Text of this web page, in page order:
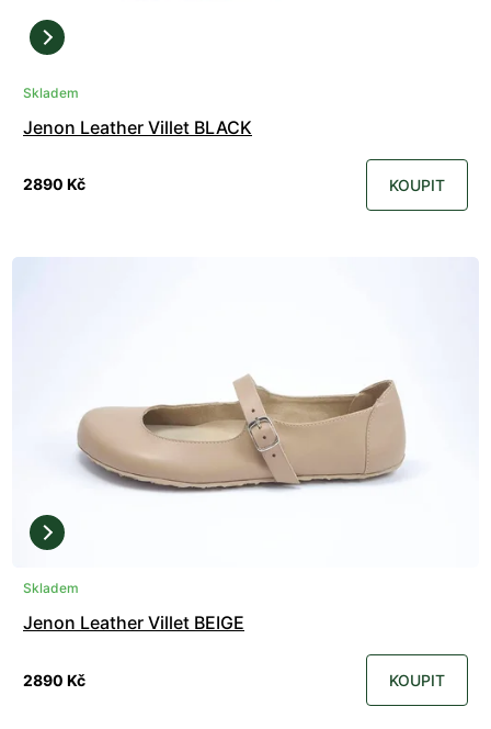
Skladem
Jenon Leather Villet BLACK
2890 Kč KOUPIT
Skladem
Jenon Leather Villet BEIGE
2890 Kč KOUPIT